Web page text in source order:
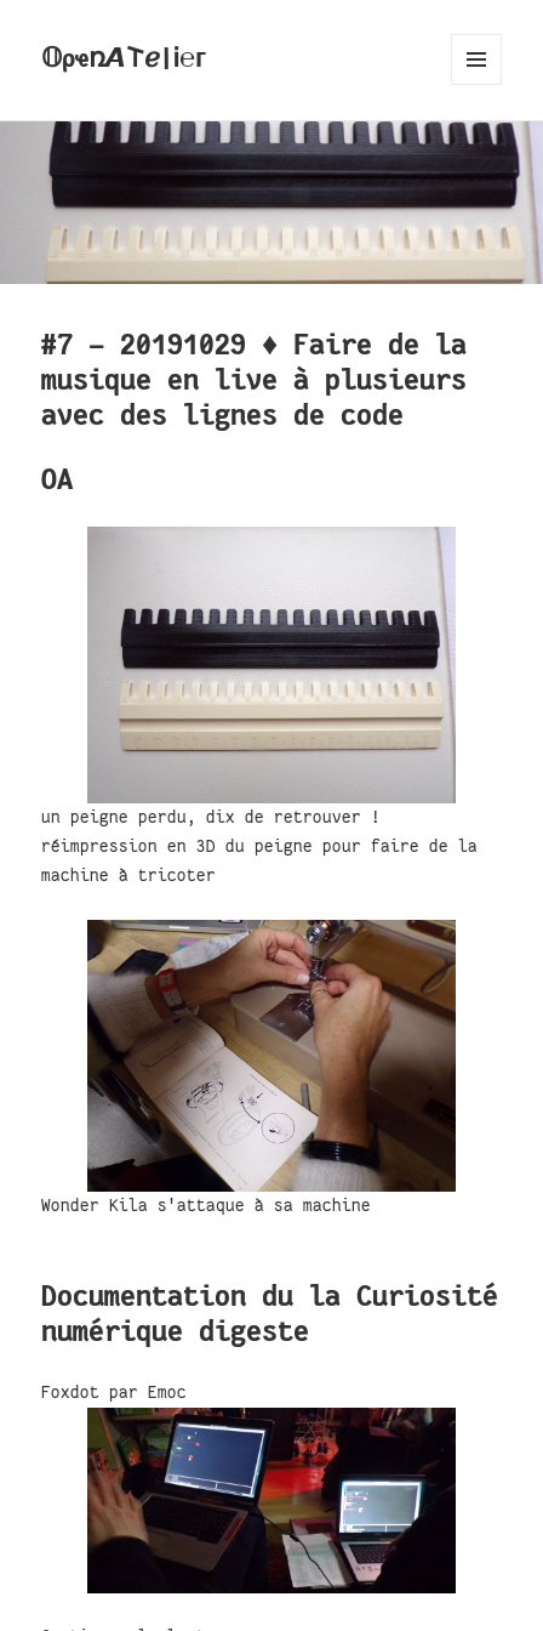
𝕆ρҽռ𝞐𐌕ℯ|Ꭵ℮ᴦ
WIDGETS
#7 - 20191029 ♦ Faire de la
musique en live à plusieurs
avec des lignes de code
OA
un peigne perdu, dix de retrouver !
réimpression en 3D du peigne pour faire de la
machine à tricoter
Wonder Kila s'attaque à sa machine
Documentation du la Curiosité
numérique digeste
Foxdot par Emoc